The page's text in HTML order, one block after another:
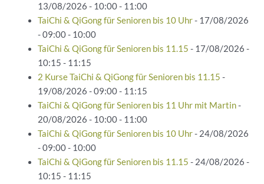
13/08/2026 - 10:00 - 11:00
TaiChi & QiGong für Senioren bis 10 Uhr- 17/08/2026
- 09:00 - 10:00
TaiChi & QiGong für Senioren bis 11.15 - 17/08/2026 -
10:15 - 11:15
2 Kurse TaiChi & QiGong für Senioren bis 11.15 -
19/08/2026 - 09:00 - 11:15
TaiChi & QiGong für Senioren bis 11 Uhr mit Martin-
20/08/2026 - 10:00 - 11:00
TaiChi & QiGong für Senioren bis 10 Uhr- 24/08/2026
- 09:00 - 10:00
TaiChi & QiGong für Senioren bis 11.15 - 24/08/2026 -
10:15 - 11:15